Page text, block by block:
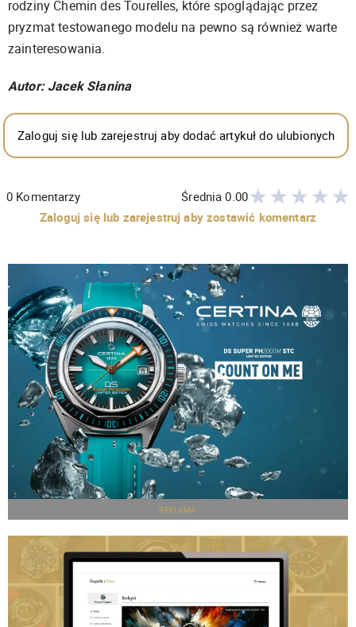
rodziny Chemin des Tourelles, które spoglądając przez
pryzmat testowanego modelu na pewno są również warte
zainteresowania.
Autor: Jacek Słanina
Zaloguj się lub zarejestruj aby dodać artykuł do ulubionych
0 Komentarzy Średnia0.00
Zaloguj się lub zarejestruj aby zostawić komentarz
REKLAMA